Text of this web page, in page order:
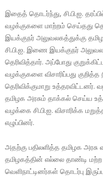
இதைத் தொடர்ந்து, சி.பி.ஐ.
வழக்குகளை மாற்றம் செய்தது
இயக்குநர் அலுவலகத்துக்கு
சி.பி.ஐ. இணை இயக்குநர்
தெரிவித்தார். அப்போது
வழக்குகளை விசாரிப்பது
தெரிவிக்குமாறு
தமிழக அரசும் தாக்கல் செய்ய
வழக்கை சி.பி.ஐ. விசாரிக்க
எழுப்பினர்.
அதற்கு பதிலளித்த தமிழக
தமிழகத்தின் எல்லை தாண்டி
வெளிநாட்டினர்கள் தொடர்பு